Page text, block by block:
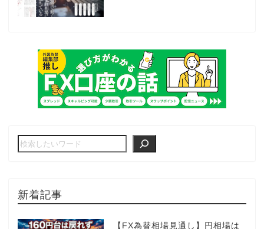
新着記事
【FX為替相場見通し】円相場は